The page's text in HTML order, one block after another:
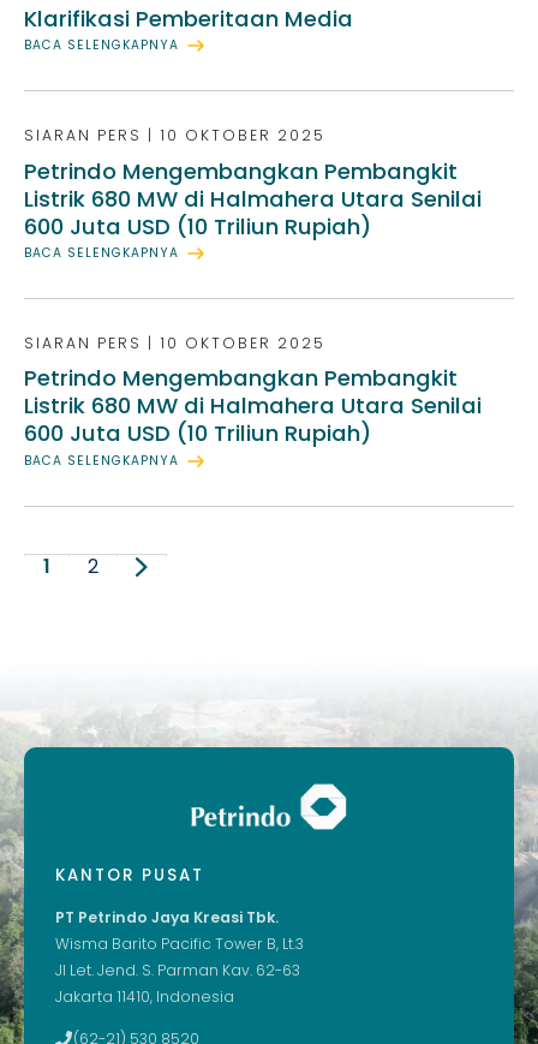
Klarifikasi Pemberitaan Media
BACA SELENGKAPNYA
SIARAN PERS | 10 OKTOBER 2025
Petrindo Mengembangkan Pembangkit
Listrik 680 MW di Halmahera Utara Senilai
600 Juta USD (10 Triliun Rupiah)
BACA SELENGKAPNYA
SIARAN PERS | 10 OKTOBER 2025
Petrindo Mengembangkan Pembangkit
Listrik 680 MW di Halmahera Utara Senilai
600 Juta USD (10 Triliun Rupiah)
BACA SELENGKAPNYA
1 2
KANTOR PUSAT
PT Petrindo Jaya Kreasi Tbk.
Wisma Barito Pacific Tower B, Lt.3
Jl Let. Jend. S. Parman Kav. 62-63
Jakarta 11410, Indonesia
(62-21) 530 8520